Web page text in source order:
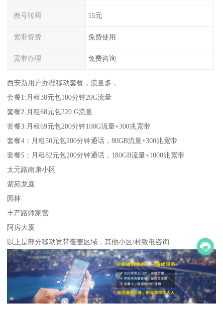
携号转网 55元
宽带资费 免费使用
宽带办理 免费咨询
西安新用户办理移动套餐，流量多，
套餐1:月租38元包100分钟20G流量
套餐2:月租68元包220 G流量
套餐3:月租69元包200分钟100G流量+300兆宽带
套餐4：月租50元包200分钟通话，80GB流量+300兆宽带
套餐5：月租82元包200分钟通话，180GB流量+1000兆宽带
太元路南康小区
紫苑龙庭
园林
丰产路师家营
阿房大厦
以上是部分移动宽带覆盖区域，其他小区/村致电咨询